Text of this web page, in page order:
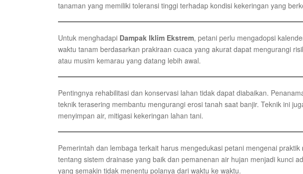
tanaman yang memiliki toleransi tinggi terhadap kondisi kekeringan yang
Untuk menghadapi Dampak Iklim Ekstrem, petani perlu mengadopsi
waktu tanam berdasarkan prakiraan cuaca yang akurat dapat mengurangi
atau musim kemarau yang datang lebih awal.
Pentingnya rehabilitasi dan konservasi lahan tidak dapat diabaikan.
teknik terasering membantu mengurangi erosi tanah saat banjir. Teknik ini
menyimpan air, mitigasi kekeringan lahan tani.
Pemerintah dan lembaga terkait harus mengedukasi petani mengenai praktik
tentang sistem drainase yang baik dan pemanenan air hujan menjadi kunci
yang semakin tidak menentu polanya dari waktu ke waktu.